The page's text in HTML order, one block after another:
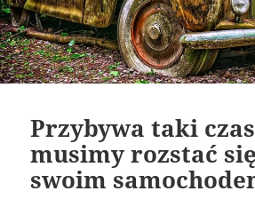
Przybywa taki
musimy rozstać
swoim